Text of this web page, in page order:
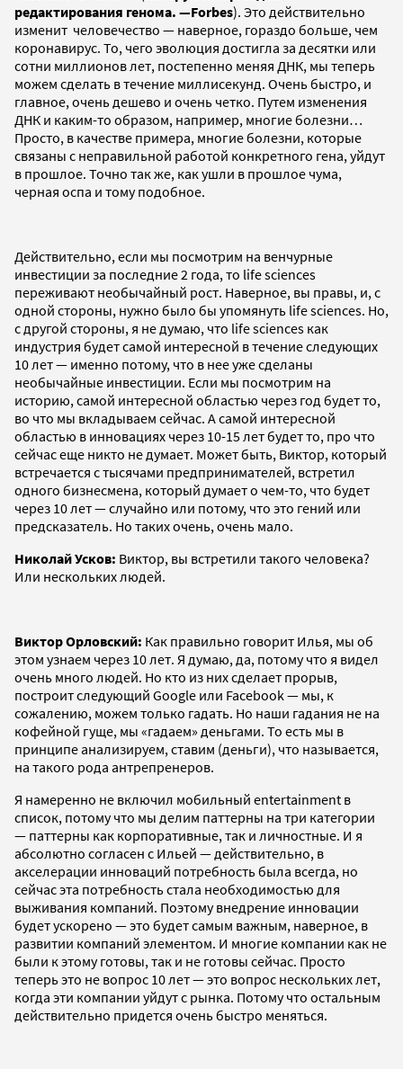
редактирования генома. —Forbes). Это действительно
изменит человечество — наверное, гораздо больше, чем
коронавирус. То, чего эволюция достигла за десятки или
сотни миллионов лет, постепенно меняя ДНК, мы теперь
можем сделать в течение миллисекунд. Очень быстро, и
главное, очень дешево и очень четко. Путем изменения
ДНК и каким-то образом, например, многие болезни…
Просто, в качестве примера, многие болезни, которые
связаны с неправильной работой конкретного гена, уйдут
в прошлое. Точно так же, как ушли в прошлое чума,
черная оспа и тому подобное.
Действительно, если мы посмотрим на венчурные
инвестиции за последние 2 года, то life sciences
переживают необычайный рост. Наверное, вы правы, и, с
одной стороны, нужно было бы упомянуть life sciences. Но,
с другой стороны, я не думаю, что life sciences как
индустрия будет самой интересной в течение следующих
10 лет — именно потому, что в нее уже сделаны
необычайные инвестиции. Если мы посмотрим на
историю, самой интересной областью через год будет то,
во что мы вкладываем сейчас. А самой интересной
областью в инновациях через 10-15 лет будет то, про что
сейчас еще никто не думает. Может быть, Виктор, который
встречается с тысячами предпринимателей, встретил
одного бизнесмена, который думает о чем-то, что будет
через 10 лет — случайно или потому, что это гений или
предсказатель. Но таких очень, очень мало.
Николай Усков: Виктор, вы встретили такого человека?
Или нескольких людей.
Виктор Орловский: Как правильно говорит Илья, мы об
этом узнаем через 10 лет. Я думаю, да, потому что я видел
очень много людей. Но кто из них сделает прорыв,
построит следующий Google или Facebook — мы, к
сожалению, можем только гадать. Но наши гадания не на
кофейной гуще, мы «гадаем» деньгами. То есть мы в
принципе анализируем, ставим (деньги), что называется,
на такого рода антрепренеров.
Я намеренно не включил мобильный entertainment в
список, потому что мы делим паттерны на три категории
— паттерны как корпоративные, так и личностные. И я
абсолютно согласен с Ильей — действительно, в
акселерации инноваций потребность была всегда, но
сейчас эта потребность стала необходимостью для
выживания компаний. Поэтому внедрение инновации
будет ускорено — это будет самым важным, наверное, в
развитии компаний элементом. И многие компании как не
были к этому готовы, так и не готовы сейчас. Просто
теперь это не вопрос 10 лет — это вопрос нескольких лет,
когда эти компании уйдут с рынка. Потому что остальным
действительно придется очень быстро меняться.